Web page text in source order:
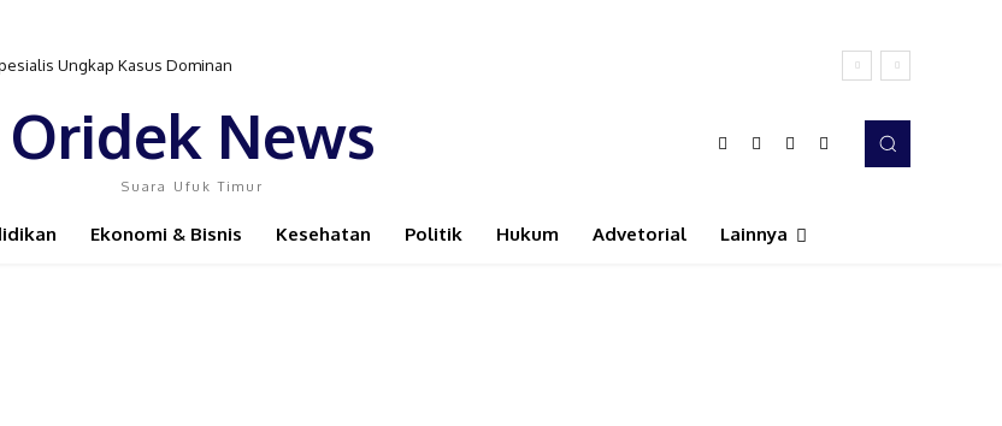
Ungkap Kasus Dominan
Oridek News
Suara Ufuk Timur
Ekonomi & Bisnis Kesehatan Politik Hukum Advetorial Lainnya